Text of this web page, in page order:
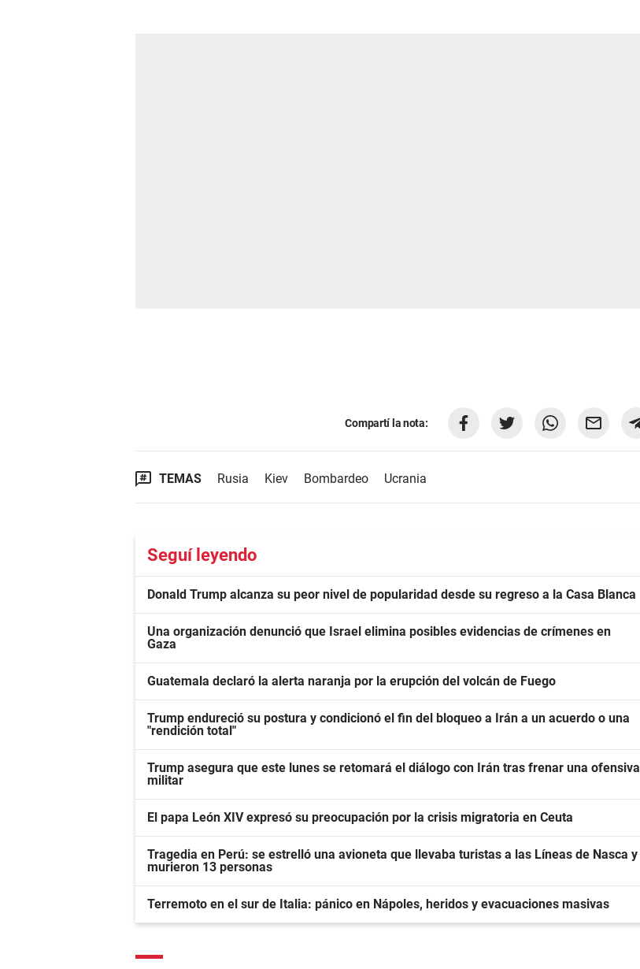
Compartí la nota:
TEMAS Rusia Kiev Bombardeo Ucrania
Seguí leyendo
Donald Trump alcanza su peor nivel de popularidad desde su regreso a la Casa Blanca
Una organización denunció que Israel elimina posibles evidencias de crímenes en
Gaza
Guatemala declaró la alerta naranja por la erupción del volcán de Fuego
Trump endureció su postura y condicionó el fin del bloqueo a Irán a un acuerdo o una
"rendición total"
Trump asegura que este lunes se retomará el diálogo con Irán tras frenar una ofensiva
militar
El papa León XIV expresó su preocupación por la crisis migratoria en Ceuta
Tragedia en Perú: se estrelló una avioneta que llevaba turistas a las Líneas de Nasca y
murieron 13 personas
Terremoto en el sur de Italia: pánico en Nápoles, heridos y evacuaciones masivas